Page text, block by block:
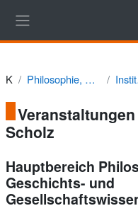
Kurse Philosophie, Kunst-, Geschichts- und Gesellschaftswissenschaften
Scholz
Hauptbereich
Geschichts- und